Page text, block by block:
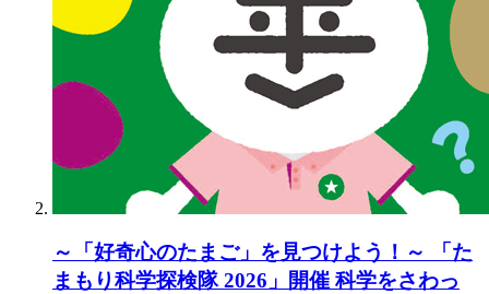
～「好奇心のたまご」を見つけよう！～ 「た
まもり科学探検隊 2026」開催 科学をさわっ